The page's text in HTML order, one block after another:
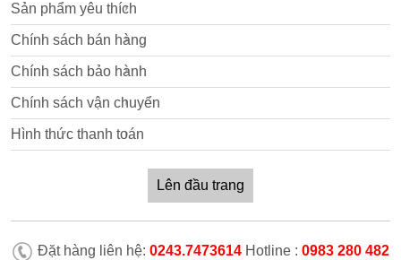
Sản phẩm yêu thích
Chính sách bán hàng
Chính sách bảo hành
Chính sách vận chuyển
Hình thức thanh toán
Lên đầu trang
Đặt hàng liên hệ:0243.7473614 Hotline :0983 280 482